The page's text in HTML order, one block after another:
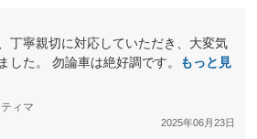
丁寧親切に対応していただき、大変気
した。 勿論車は絶好調です。
もっと見
ィマ
2025年06月23日